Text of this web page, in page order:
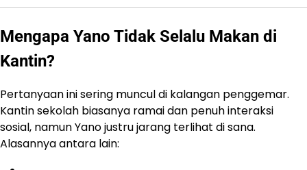
Mengapa Yano Tidak Selalu Makan di
Kantin?
Pertanyaan ini sering muncul di kalangan penggemar.
Kantin sekolah biasanya ramai dan penuh interaksi
sosial, namun Yano justru jarang terlihat di sana.
Alasannya antara lain: